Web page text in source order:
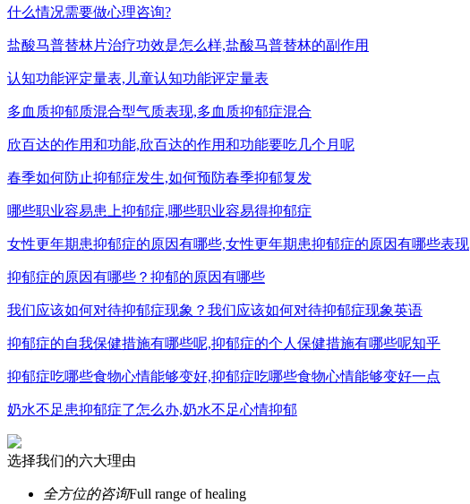
什么情况需要做心理咨询?
盐酸马普替林片治疗功效是怎么样,盐酸马普替林的副作用
认知功能评定量表,儿童认知功能评定量表
多血质抑郁质混合型气质表现,多血质抑郁症混合
欣百达的作用和功能,欣百达的作用和功能要吃几个月呢
春季如何防止抑郁症发生,如何预防春季抑郁复发
哪些职业容易患上抑郁症,哪些职业容易得抑郁症
女性更年期患抑郁症的原因有哪些,女性更年期患抑郁症的原因有哪些表现
抑郁症的原因有哪些？抑郁的原因有哪些
我们应该如何对待抑郁症现象？我们应该如何对待抑郁症现象英语
抑郁症的自我保健措施有哪些呢,抑郁症的个人保健措施有哪些呢知乎
抑郁症吃哪些食物心情能够变好,抑郁症吃哪些食物心情能够变好一点
奶水不足患抑郁症了怎么办,奶水不足心情抑郁
选择我们的六大理由
全方位的咨询Full range of healing